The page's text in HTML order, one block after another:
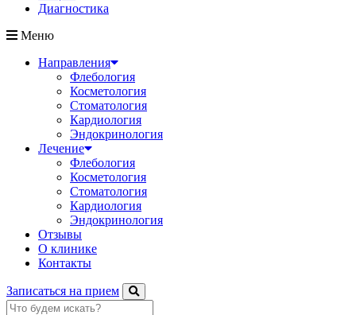
Диагностика
Меню
Направления
Флебология
Косметология
Стоматология
Кардиология
Эндокринология
Лечение
Флебология
Косметология
Стоматология
Кардиология
Эндокринология
Отзывы
О клинике
Контакты
Записаться на прием